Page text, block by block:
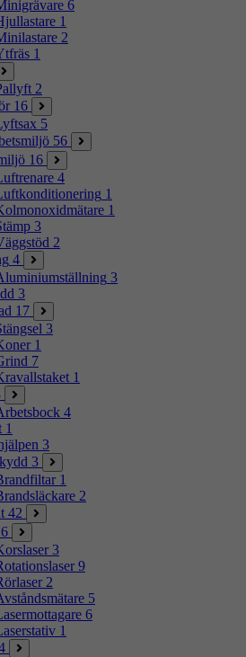
6
1
2
1
2
16
5
56
16
4
1
1
3
2
4
3
3
17
3
1
7
1
4
1
3
3
1
2
42
3
9
2
5
6
1